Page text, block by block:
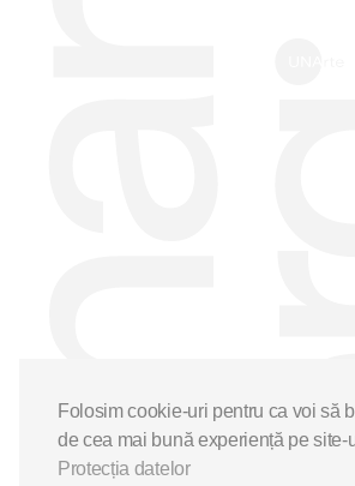
Folosim cookie-uri pentru ca voi să
de cea mai bună experiență pe site-
Protecția datelor